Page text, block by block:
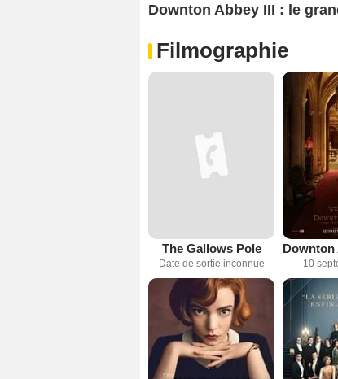
Downton Abbey III : le
Filmographie
The Gallows Pole
Date de sortie inconnue 10